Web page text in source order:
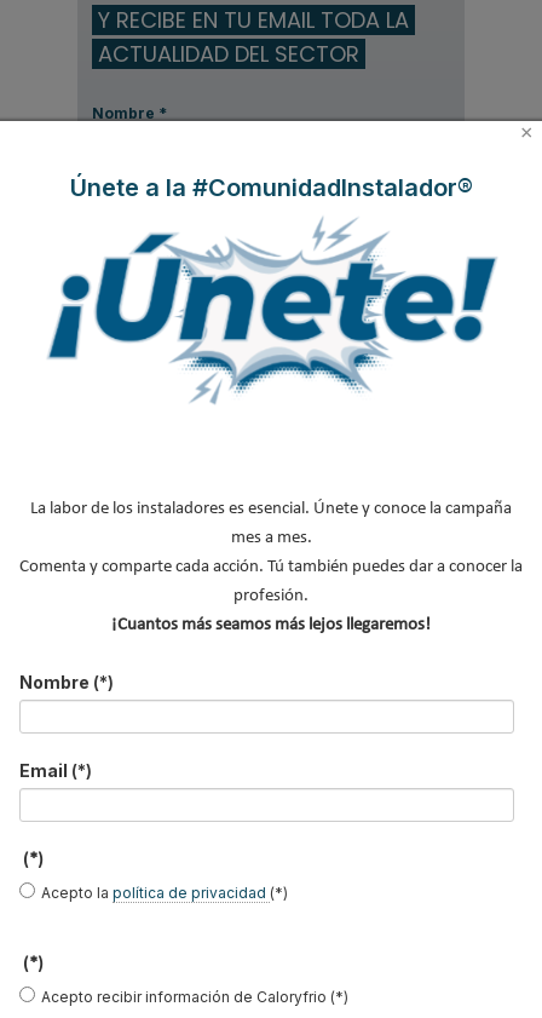
Y RECIBE EN TU EMAIL TODA LA
ACTUALIDAD DEL SECTOR
Nombre *
Ocupación *
*
Acepto la política de privacidad.
Enviar
LO MÁS VISTO
El precio del pellet vuelve a subir…
2026: fuerte subi…
×
Únete a la #ComunidadInstalador®
La labor de los instaladores es esencial. Únete y conoce la campaña
mes a mes.
Comenta y comparte cada acción. Tú también puedes dar a conocer la
profesión.
¡Cuantos más seamos más lejos llegaremos!
Nombre (*)
Email (*)
(*)
Acepto la política de privacidad (*)
(*)
Acepto recibir información de Caloryfrio (*)